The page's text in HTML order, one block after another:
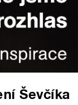
Ševčíka